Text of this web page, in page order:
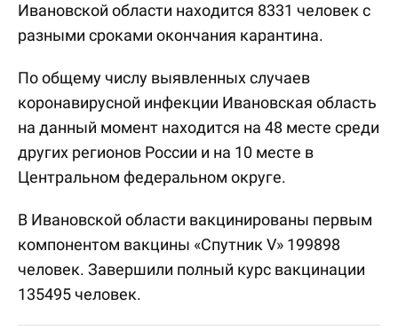
Ивановской области находится 8331 человек с
разными сроками окончания карантина.
По общему числу выявленных случаев
коронавирусной инфекции Ивановская область
на данный момент находится на 48 месте среди
других регионов России и на 10 месте в
Центральном федеральном округе.
В Ивановской области вакцинированы первым
компонентом вакцины «Спутник V» 199898
человек. Завершили полный курс вакцинации
135495 человек.